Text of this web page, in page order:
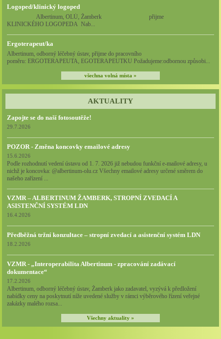
Logoped/klinický logoped
Albertinum, OLÚ, Žamberk přijme
KLINICKÉHO LOGOPEDA Nab...
Ergoterapeut/ka
Albertinum, odborný léčebný ústav, přijme do pracovního
poměru: ERGOTERAPEUTA, EGOTERAPEUTKU Požadujeme:odbornou způsobi...
všechna volná místa »
AKTUALITY
Zapojte se do naší fotosoutěže!
29.7.2026
POZOR - Změna koncovky emailové adresy
15.6.2026
Podle rozhodnutí vedení ústavu od 1. 7. 2026 již nebudou funkční e-mailové adresy, u
nichž je koncovka: @albertinum-olu.cz Všechny emailové adresy určené směrem do
našeho zařízení ...
VZMR – ALBERTINUM ŽAMBERK, STROPNÍ ZVEDACÍ A
ASISTENČNÍ SYSTÉM LDN
16.4.2026
Předběžná tržní konzultace – stropní zvedací a asistenční systém LDN
18.2.2026
VZMR - „Interoperabilita Albertinum - zpracování zadávací
dokumentace“
17.2.2026
Albertinum, odborný léčebný ústav, Žamberk jako zadavatel, vyzývá k předložení
nabídky ceny na poskytnutí níže uvedené služby v rámci výběrového řízení veřejné
zakázky malého rozsa...
Všechny aktuality »